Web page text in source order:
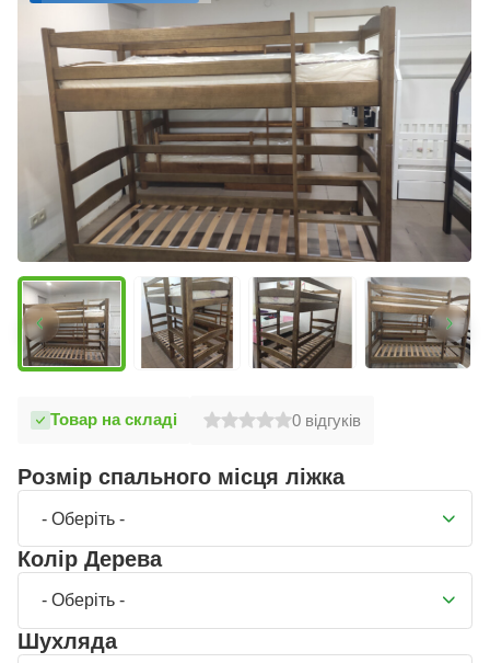
Товар на складі 0 відгуків
Розмір спального місця ліжка
- Оберіть -
Колір Дерева
- Оберіть -
Шухляда